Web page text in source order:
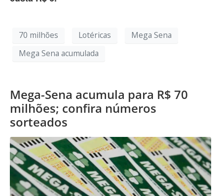
70 milhões Lotéricas
Mega Sena
Mega Sena acumulada
Mega-Sena acumula para R$ 70
milhões; confira números
sorteados